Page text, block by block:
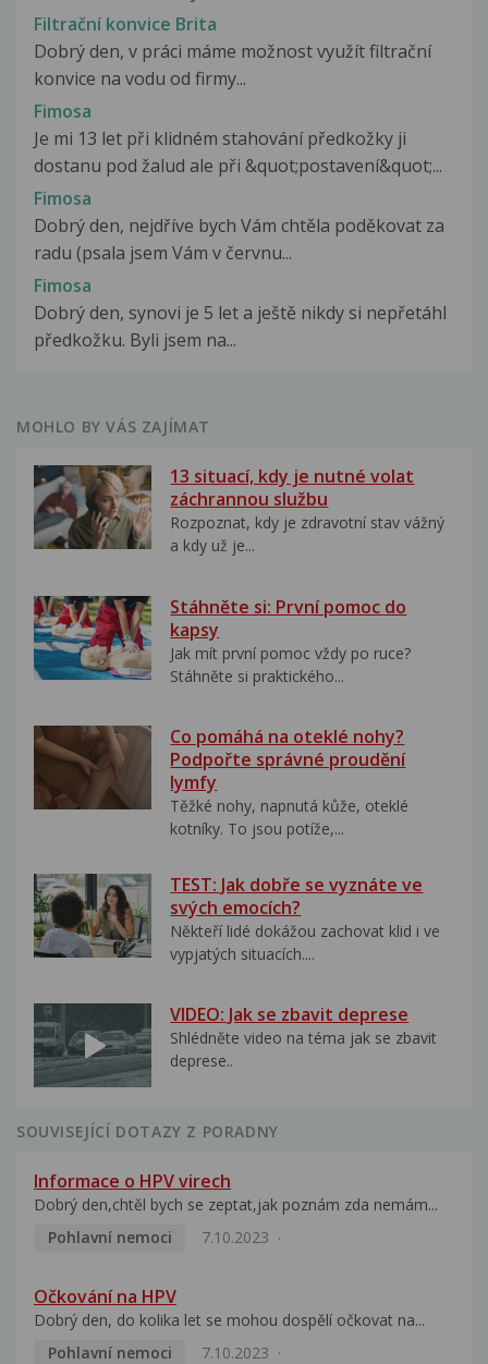
Filtrační konvice Brita
Dobrý den, v práci máme možnost využít filtrační
konvice na vodu od firmy...
Fimosa
Je mi 13 let při klidném stahování předkožky ji
dostanu pod žalud ale při &quot;postavení&quot;...
Fimosa
Dobrý den, nejdříve bych Vám chtěla poděkovat za
radu (psala jsem Vám v červnu...
Fimosa
Dobrý den, synovi je 5 let a ještě nikdy si nepřetáhl
předkožku. Byli jsem na...
MOHLO BY VÁS ZAJÍMAT
13 situací, kdy je nutné volat
záchrannou službu
Rozpoznat, kdy je zdravotní stav vážný
a kdy už je...
Stáhněte si: První pomoc do
kapsy
Jak mít první pomoc vždy po ruce?
Stáhněte si praktického...
Co pomáhá na oteklé nohy?
Podpořte správné proudění
lymfy
Těžké nohy, napnutá kůže, oteklé
kotníky. To jsou potíže,...
TEST: Jak dobře se vyznáte ve
svých emocích?
Někteří lidé dokážou zachovat klid i ve
vypjatých situacích....
VIDEO: Jak se zbavit deprese
Shlédněte video na téma jak se zbavit
deprese..
SOUVISEJÍCÍ DOTAZY Z PORADNY
Informace o HPV virech
Dobrý den,chtěl bych se zeptat,jak poznám zda nemám...
Pohlavní nemoci
7.10.2023
Očkování na HPV
Dobrý den, do kolika let se mohou dospělí očkovat na...
Pohlavní nemoci
7.10.2023